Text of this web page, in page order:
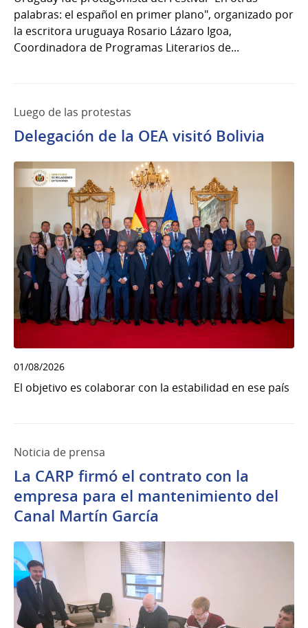
palabras: el español en primer plano", organizado por
la escritora uruguaya Rosario Lázaro Igoa,
Coordinadora de Programas Literarios de...
Luego de las protestas
Delegación de la OEA visitó Bolivia
01/08/2026
El objetivo es colaborar con la estabilidad en ese país
Noticia de prensa
La CARP firmó el contrato con la
empresa para el mantenimiento del
Canal Martín García